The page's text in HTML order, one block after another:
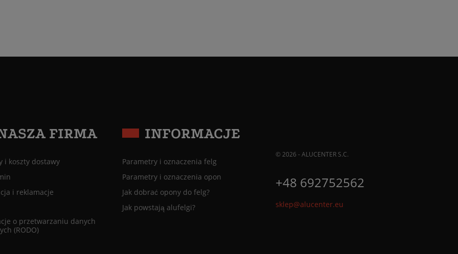
FIRMA
i koszty dostawy
i reklamacje
o przetwarzaniu danych
(RODO)
INFORMACJE
Parametry i oznaczenia felg
Parametry i oznaczenia opon
Jak dobrać opony do felg?
Jak powstają alufelgi?
© 2026 - ALUCENTER S.C.
+48 692752562
sklep@alucenter.eu